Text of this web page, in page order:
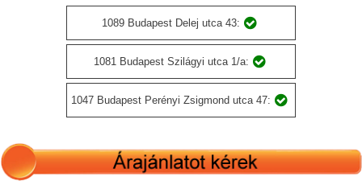
1089 Budapest Delej utca 43:
1081 Budapest Szilágyi utca 1/a:
1047 Budapest Perényi Zsigmond utca 47: